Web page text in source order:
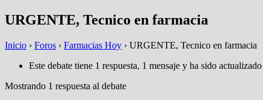
URGENTE, Tecnico en farmacia
Inicio › Foros › Farmacias Hoy › URGENTE, Tecnico en farmacia
Este debate tiene 1 respuesta, 1 mensaje y ha sido
Mostrando 1 respuesta al debate